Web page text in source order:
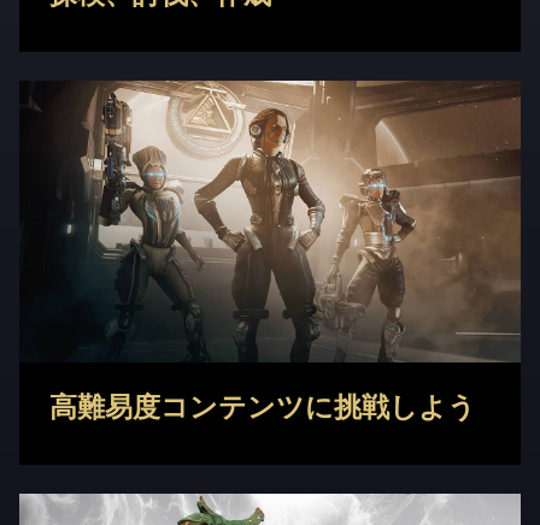
高難易度コンテンツに挑戦しよう